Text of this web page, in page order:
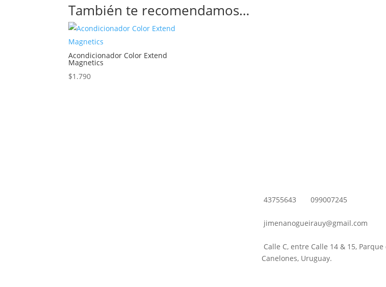
También te recomendamos…
Acondicionador Color Extend
Magnetics
$1.790
43755643 099007245
jimenanogueirauy@gmail.com
Calle C, entre Calle 14 & 15, Parque
Canelones, Uruguay.